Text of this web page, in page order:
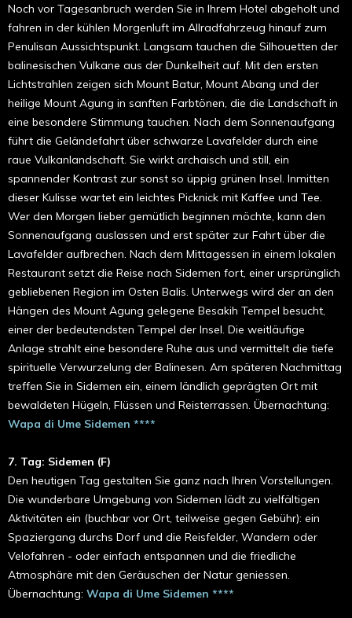
Noch vor Tagesanbruch werden Sie in Ihrem Hotel abgeholt und
fahren in der kühlen Morgenluft im Allradfahrzeug hinauf zum
Penulisan Aussichtspunkt. Langsam tauchen die Silhouetten der
balinesischen Vulkane aus der Dunkelheit auf. Mit den ersten
Lichtstrahlen zeigen sich Mount Batur, Mount Abang und der
heilige Mount Agung in sanften Farbtönen, die die Landschaft in
eine besondere Stimmung tauchen. Nach dem Sonnenaufgang
führt die Geländefahrt über schwarze Lavafelder durch eine
raue Vulkanlandschaft. Sie wirkt archaisch und still, ein
spannender Kontrast zur sonst so üppig grünen Insel. Inmitten
dieser Kulisse wartet ein leichtes Picknick mit Kaffee und Tee.
Wer den Morgen lieber gemütlich beginnen möchte, kann den
Sonnenaufgang auslassen und erst später zur Fahrt über die
Lavafelder aufbrechen. Nach dem Mittagessen in einem lokalen
Restaurant setzt die Reise nach Sidemen fort, einer ursprünglich
gebliebenen Region im Osten Balis. Unterwegs wird der an den
Hängen des Mount Agung gelegene Besakih Tempel besucht,
einer der bedeutendsten Tempel der Insel. Die weitläufige
Anlage strahlt eine besondere Ruhe aus und vermittelt die tiefe
spirituelle Verwurzelung der Balinesen. Am späteren Nachmittag
treffen Sie in Sidemen ein, einem ländlich geprägten Ort mit
bewaldeten Hügeln, Flüssen und Reisterrassen. Übernachtung:
Wapa di Ume Sidemen ****
7. Tag: Sidemen (F)
Den heutigen Tag gestalten Sie ganz nach Ihren Vorstellungen.
Die wunderbare Umgebung von Sidemen lädt zu vielfältigen
Aktivitäten ein (buchbar vor Ort, teilweise gegen Gebühr): ein
Spaziergang durchs Dorf und die Reisfelder, Wandern oder
Velofahren - oder einfach entspannen und die friedliche
Atmosphäre mit den Geräuschen der Natur geniessen.
Übernachtung: Wapa di Ume Sidemen ****